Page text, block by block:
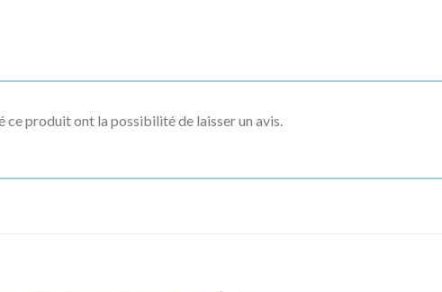
ce produit ont la possibilité de laisser un avis.